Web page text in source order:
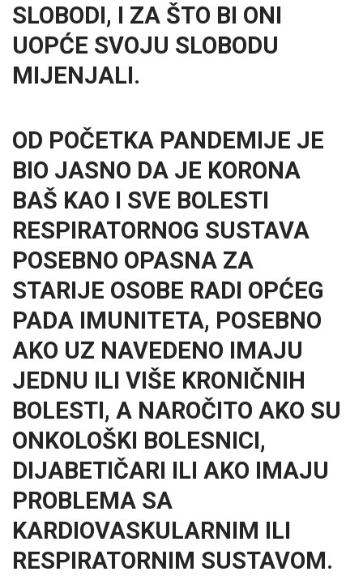
SLOBODI, I ZA ŠTO BI ONI
UOPĆE SVOJU SLOBODU
MIJENJALI.
OD POČETKA PANDEMIJE JE
BIO JASNO DA JE KORONA
BAŠ KAO I SVE BOLESTI
RESPIRATORNOG SUSTAVA
POSEBNO OPASNA ZA
STARIJE OSOBE RADI OPĆEG
PADA IMUNITETA, POSEBNO
AKO UZ NAVEDENO IMAJU
JEDNU ILI VIŠE KRONIČNIH
BOLESTI, A NAROČITO AKO SU
ONKOLOŠKI BOLESNICI,
DIJABETIČARI ILI AKO IMAJU
PROBLEMA SA
KARDIOVASKULARNIM ILI
RESPIRATORNIM SUSTAVOM.